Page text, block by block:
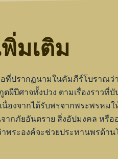
มเติม
ที่ปรากฏนามในคัมภีร์โบราณว่
ตผีปีศาจทั้งปวง ตามเรื่องราว
เนื่องจากได้รับพรจากพระพรห
ากภัยอันตราย สิ่งอัปมงคล หรือ
าพระองค์จะช่วยประทานพรด้